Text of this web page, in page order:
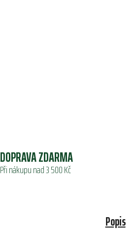
DOPRAVA ZDARMA
Při nákupu nad 3 500 Kč
Popis